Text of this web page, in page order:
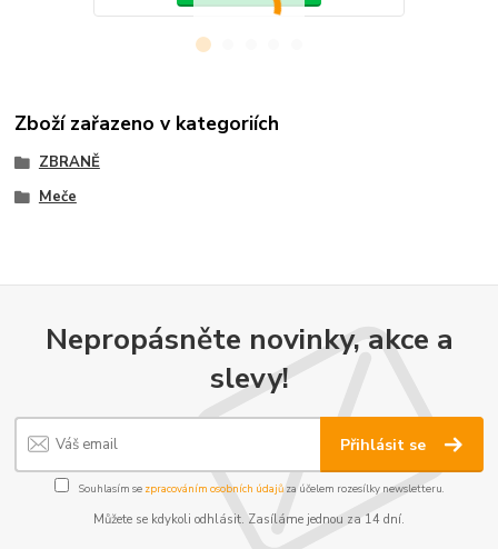
Zboží zařazeno v kategoriích
ZBRANĚ
Meče
Nepropásněte novinky, akce a
slevy!
Přihlásit se
Souhlasím se zpracováním osobních údajůza účelem rozesílky newsletteru.
Můžete se kdykoli odhlásit. Zasíláme jednou za 14 dní.